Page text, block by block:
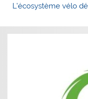
l’article
L’écosystème vélo